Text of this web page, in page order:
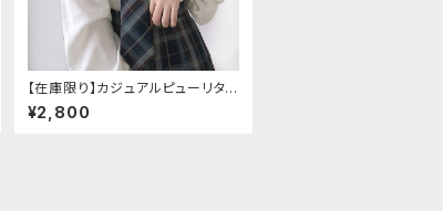
【在庫限り】カジュアルピューリタン
カラープレッピーブラウス
¥2,800